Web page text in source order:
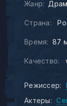
Жанр:
Страна:
Время: 87
Качество:
Режиссер:
Актеры: